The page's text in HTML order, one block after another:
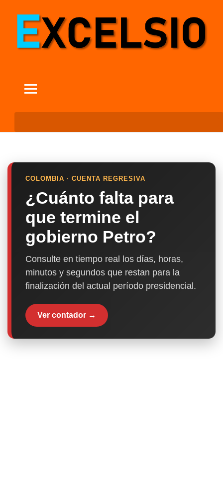
COLOMBIA · CUENTA REGRESIVA
¿Cuánto falta para
que termine el
gobierno Petro?
Consulte en tiempo real los días, horas,
minutos y segundos que restan para la
finalización del actual período presidencial.
Ver contador →